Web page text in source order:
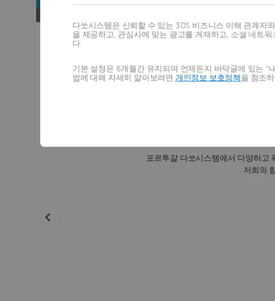
포르투갈 다쏘시스템에서 다양하고
저희와
다쏘시스템은 신뢰할 수 있는 3DS 비즈니스 이해 관계자
을 제공하고, 관심사에 맞는 광고를 게재하고, 소셜 네트
다.
기본 설정은 6개월간 유지되며 언제든지 바닥글에 있는 "
법에 대해 자세히 알아보려면 개인정보 보호정책을 참조하